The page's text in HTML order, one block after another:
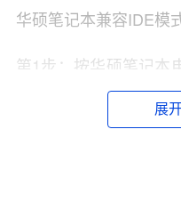
华硕笔记本兼容IDE模
第1步：按华硕笔记本
开机时按F2进入到主
第2步：在华硕
展